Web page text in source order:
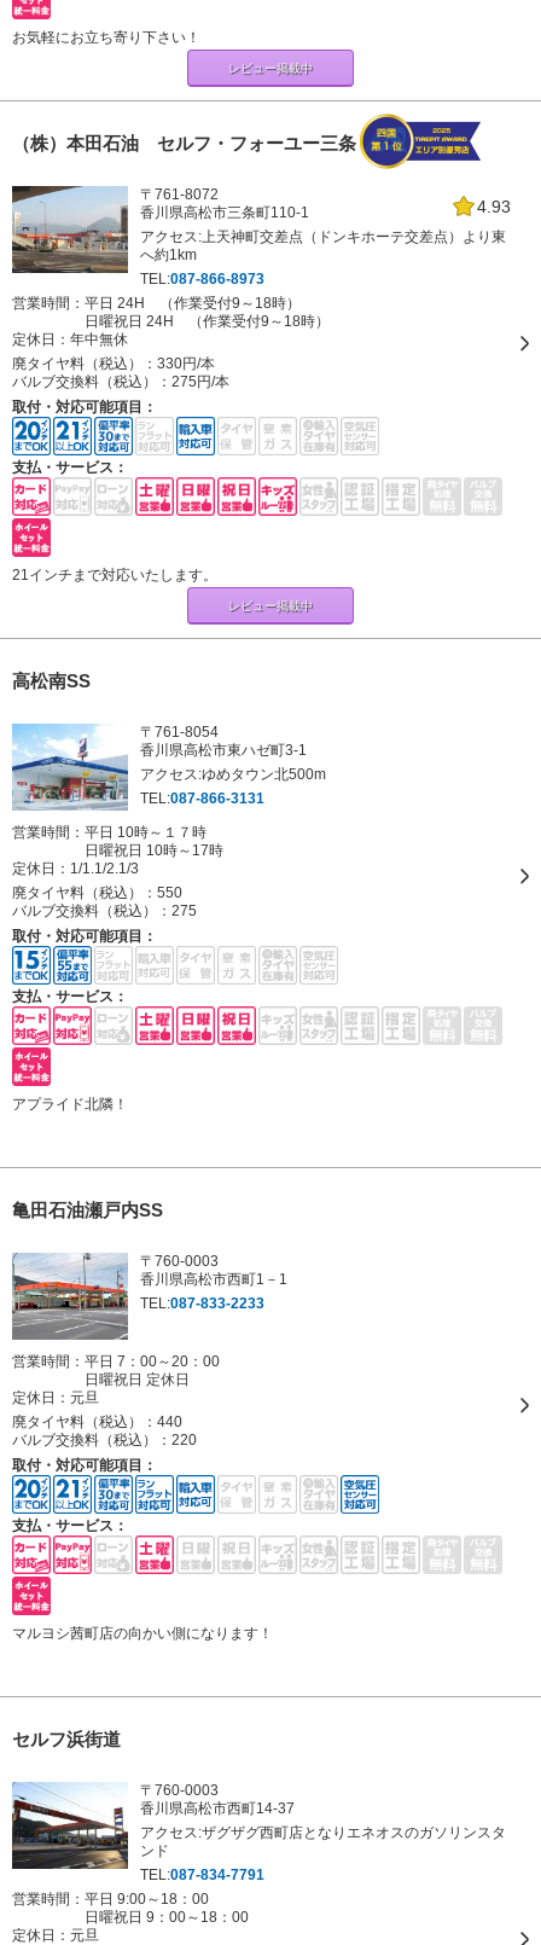
お気軽にお立ち寄り下さい！
レビュー掲載中
（株）本田石油 セルフ・フォーユー三条
4.93
〒761-8072
香川県高松市三条町110-1
アクセス:上天神町交差点（ドンキホーテ交差点）より東
へ約1km
TEL:087-866-8973
営業時間：平日 24H （作業受付9～18時）
日曜祝日 24H （作業受付9～18時）
定休日： 年中無休
廃タイヤ料（税込）： 330円/本
バルブ交換料（税込）： 275円/本
取付・対応可能項目：
支払・サービス：
21インチまで対応いたします。
レビュー掲載中
高松南SS
〒761-8054
香川県高松市東ハゼ町3-1
アクセス:ゆめタウン北500m
TEL:087-866-3131
営業時間：平日 10時～１７時
日曜祝日 10時～17時
定休日： 1/1.1/2.1/3
廃タイヤ料（税込）： 550
バルブ交換料（税込）： 275
取付・対応可能項目：
支払・サービス：
アプライド北隣！
亀田石油瀬戸内SS
〒760-0003
香川県高松市西町1－1
TEL:087-833-2233
営業時間：平日 7：00～20：00
日曜祝日 定休日
定休日： 元旦
廃タイヤ料（税込）： 440
バルブ交換料（税込）： 220
取付・対応可能項目：
支払・サービス：
マルヨシ茜町店の向かい側になります！
セルフ浜街道
〒760-0003
香川県高松市西町14-37
アクセス:ザグザグ西町店となりエネオスのガソリンスタ
ンド
TEL:087-834-7791
営業時間：平日 9:00～18：00
日曜祝日 9：00～18：00
定休日： 元旦